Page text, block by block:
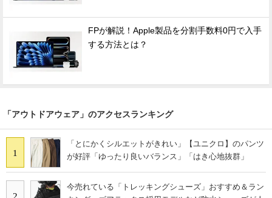
FPが解説！Apple製品を分割手数料0円で入手
する方法とは？
「アウトドアウェア」のアクセスランキング
1
「とにかくシルエットがきれい」【ユニクロ】のパンツ
が好評「ゆったり良いバランス」「はき心地抜群」
今売れている「トレッキングシューズ」おすすめ＆ラン